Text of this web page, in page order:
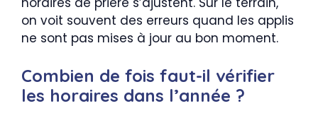
on voit souvent des erreurs quand les applis
ne sont pas mises à jour au bon moment.
Combien de fois faut-il vérifier
les horaires dans l’année ?